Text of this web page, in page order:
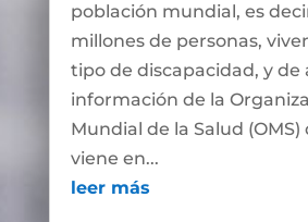
población mundial, es
millones de personas,
tipo de discapacidad, y de
información de la
Mundial de la Salud (OMS)
viene en...
leer más